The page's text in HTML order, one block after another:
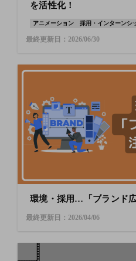
を活性化！
アニメーション 採用・インターンシ
最終更新日：2026/06/30
環境・採用…「ブランド
最終更新日：2026/04/06